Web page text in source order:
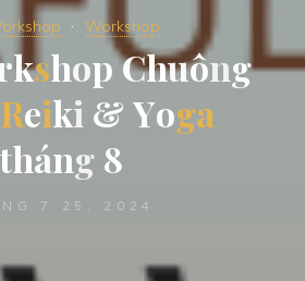
Workshop
kshop Chuông
Reiki & Yoga
tháng 8
7 25, 2024